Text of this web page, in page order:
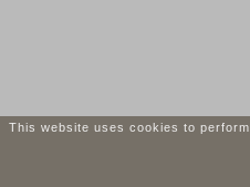
This website uses cookies to